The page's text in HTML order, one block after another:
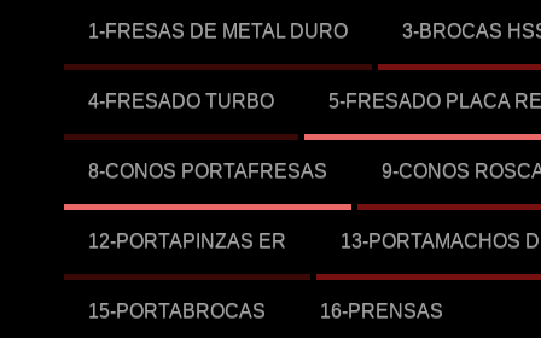
1-FRESAS DE METAL DURO 3-BROCAS
4-FRESADO TURBO 5-FRESADO PLACA
8-CONOS PORTAFRESAS 9-CONOS
12-PORTAPINZAS ER 13-PORTAMACHOS
15-PORTABROCAS 16-PRENSAS